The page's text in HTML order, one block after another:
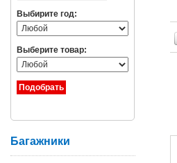
Выбирите год:
Выберите товар:
Багажники